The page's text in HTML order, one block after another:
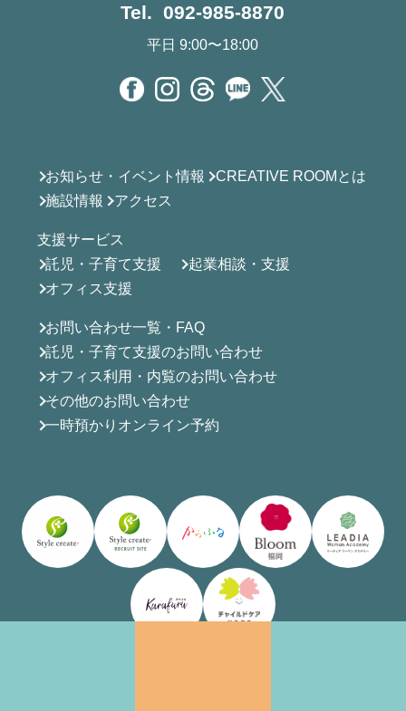
Tel. 092-985-8870
平日 9:00〜18:00
お知らせ・イベント情報
CREATIVE ROOMとは
施設情報
アクセス
支援サービス
託児・子育て支援
起業相談・支援
オフィス支援
お問い合わせ一覧・FAQ
託児・子育て支援のお問い合わせ
オフィス利用・内覧のお問い合わせ
その他のお問い合わせ
一時預かりオンライン予約